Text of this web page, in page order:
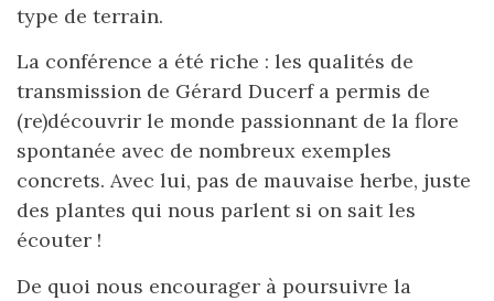
type de terrain.
La conférence a été riche : les qualités de
transmission de Gérard Ducerf a permis de
(re)découvrir le monde passionnant de la flore
spontanée avec de nombreux exemples
concrets. Avec lui, pas de mauvaise herbe, juste
des plantes qui nous parlent si on sait les
écouter !
De quoi nous encourager à poursuivre la